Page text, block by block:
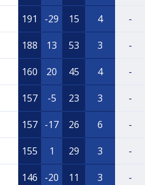
191 -29 15 4 -
188 13 53 3 -
160 20 45 4 -
157 -5 23 3 -
157 -17 26 6 -
155 1 29 3 -
146 -20 11 3 -